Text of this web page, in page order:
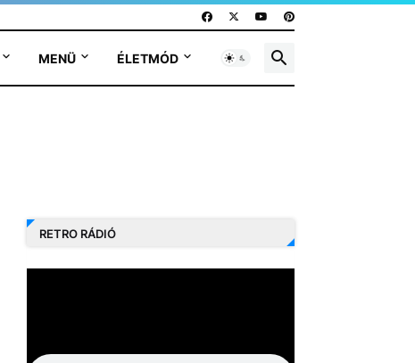
MENÜ ÉLETMÓD
RETRO RÁDIÓ